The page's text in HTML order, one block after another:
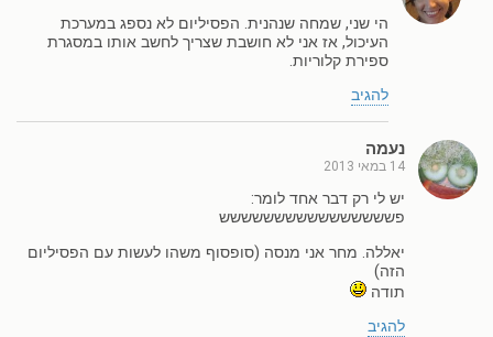
הי שני, שמחה שנהנית. הפסיליום לא נספג במערכת
העיכול, אז אני לא חושבת שצריך לחשב אותו במסגרת
ספירת קלוריות.
להגיב
נעמה
14 במאי 2013
יש לי רק דבר אחד לומר:
פשששששששששששששששש
יאללה. מחר אני מנסה (סופסוף משהו לעשות עם הפסיליום
הזה)
תודה
להגיב